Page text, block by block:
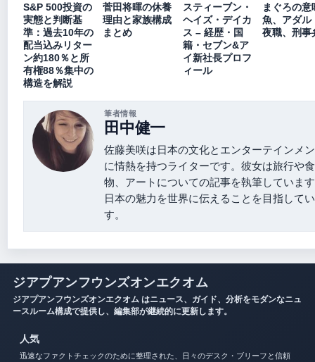
S&P 500投資の
実態と判断基
準：過去10年の
配当込みリター
ン約180％と所
有権88％集中の
構造を解説
菅田将暉の休養
理由と家族構成
まとめ
スティーブン・
ヘイズ・デイカ
ス – 経歴・国
籍・セブン&ア
イ新社長プロフ
ィール
まぐろの意
魚、アダル
夜職、刑事
筆者情報
田中健一
佐藤美咲は日本の文化とエンターテインメ
に情熱を持つライターです。彼女は旅行や
物、アートについての記事を執筆していま
日本の魅力を世界に伝えることを目指して
す。
ジアプアンフウンズオンエクオム
ジアプアンフウンズオンエクオム はニュース、ガイド、分析をモダンなニュ
ースルーム構成で提供し、編集部が継続的に更新します。
人気
迅速なファクトチェックのために整理された、日々のデスク・ブリーフと信頼